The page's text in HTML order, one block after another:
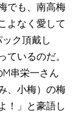
でも、南高梅
よなく愛して
ク頂戴し
いるのだ。
M串栄一さん
、小梅）の梅
！」と豪語し